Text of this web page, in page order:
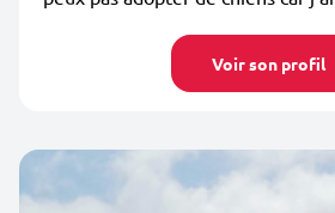
Voir son profil